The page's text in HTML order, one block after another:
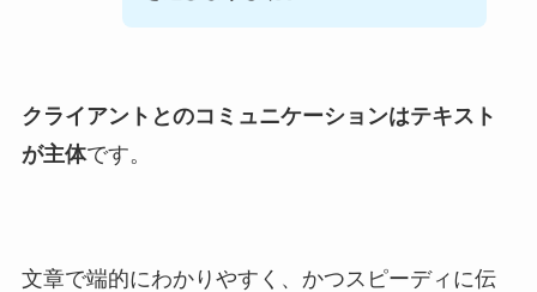
クライアントとのコミュニケーションはテキスト
が主体です。
文章で端的にわかりやすく、かつスピーディに伝